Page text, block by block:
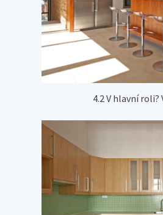
4.2 V hlavní roli?